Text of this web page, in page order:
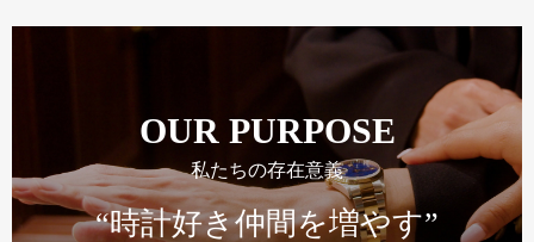
OUR PURPOSE
私たちの存在意義
“時計好き仲間を増やす”